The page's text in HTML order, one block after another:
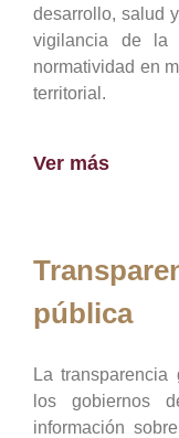
desarrollo, salud
vigilancia de la
normatividad en
territorial.
Ver más
pública
La
los gobiernos
información